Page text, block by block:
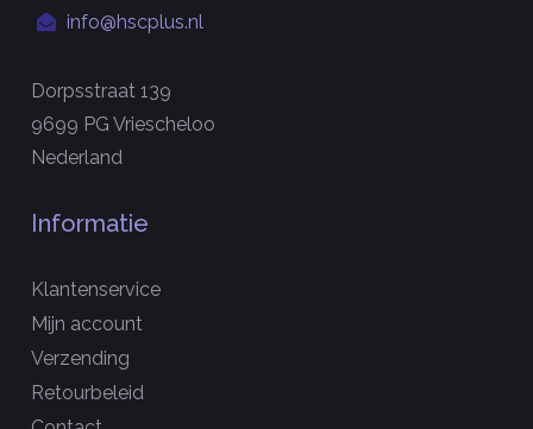
info@hscplus.nl
Dorpsstraat 139
9699 PG Vriescheloo
Nederland
Informatie
Klantenservice
Mijn account
Verzending
Retourbeleid